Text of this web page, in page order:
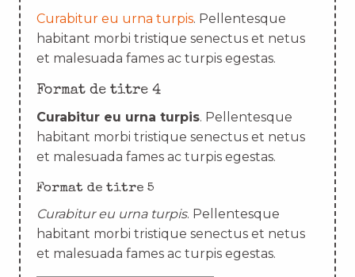
Curabitur eu urna turpis. Pellentesque
habitant morbi tristique senectus et netus
et malesuada fames ac turpis egestas.
Format de titre 4
Curabitur eu urna turpis. Pellentesque
habitant morbi tristique senectus et netus
et malesuada fames ac turpis egestas.
Format de titre 5
Curabitur eu urna turpis. Pellentesque
habitant morbi tristique senectus et netus
et malesuada fames ac turpis egestas.